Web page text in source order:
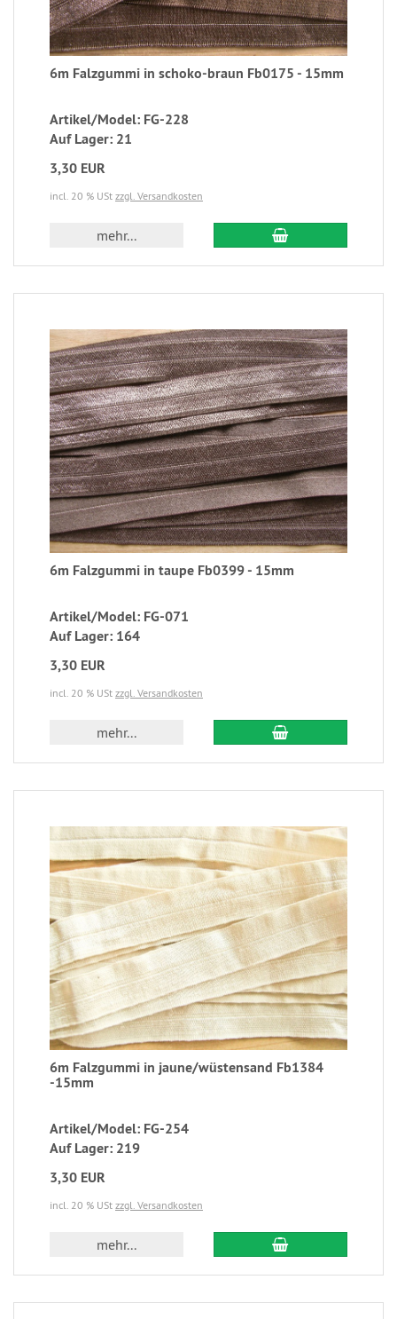
6m Falzgummi in schoko-braun Fb0175 - 15mm
Artikel/Model: FG-228
Auf Lager: 21
3,30 EUR
incl. 20 % USt zzgl. Versandkosten
mehr...
6m Falzgummi in taupe Fb0399 - 15mm
Artikel/Model: FG-071
Auf Lager: 164
3,30 EUR
incl. 20 % USt zzgl. Versandkosten
mehr...
6m Falzgummi in jaune/wüstensand Fb1384
-15mm
Artikel/Model: FG-254
Auf Lager: 219
3,30 EUR
incl. 20 % USt zzgl. Versandkosten
mehr...